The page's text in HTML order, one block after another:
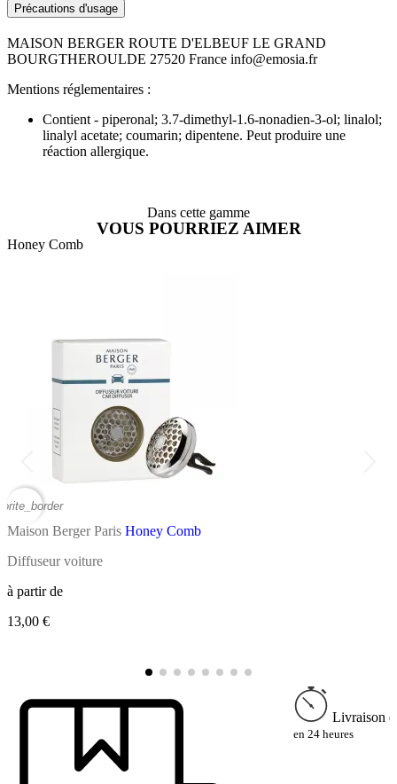
Précautions d'usage
MAISON BERGER ROUTE D'ELBEUF LE GRAND
BOURGTHEROULDE 27520 France info@emosia.fr
Mentions réglementaires :
Contient - piperonal; 3.7-dimethyl-1.6-nonadien-3-ol; linalol;
linalyl acetate; coumarin; dipentene. Peut produire une
réaction allergique.
Dans cette gamme
VOUS POURRIEZ AIMER
Honey Comb
Maison Berger Paris Honey Comb
Diffuseur voiture
à partir de
13,00 €
Livraison
en 24 heures